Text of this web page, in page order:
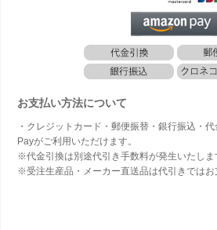
お支払い方法について
・クレジットカード・郵便振替・銀行振込・
Payがご利用いただけます。
※代金引換は別途代引き手数料が発生いたしま
※受注生産品・メーカー直送品は代引きではお